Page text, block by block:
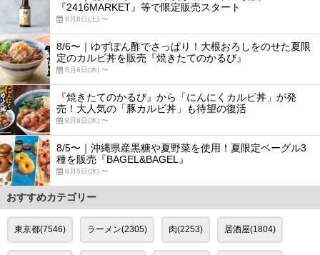
『2416MARKET』等で限定販売スタート
8月8日(土) 〜
8/6〜｜ゆずぽん酢でさっぱり！大根おろしをのせた夏限
定のカルビ丼を販売『焼きたてのかるび』
8月6日(木) 〜
『焼きたてのかるび』から「にんにくカルビ丼」が発
売！大人気の「豚カルビ丼」も待望の復活
8月6日(木) 〜
8/5〜｜沖縄県産黒糖や夏野菜を使用！夏限定ベーグル3
種を販売『BAGEL&BAGEL』
8月5日(水) 〜
おすすめカテゴリー
東京都(7546) ラーメン(2305) 肉(2253) 居酒屋(1804)